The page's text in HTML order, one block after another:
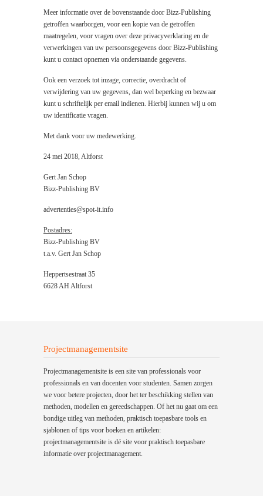
Meer informatie over de bovenstaande door Bizz-Publishing
getroffen waarborgen, voor een kopie van de getroffen
maatregelen, voor vragen over deze privacyverklaring en de
verwerkingen van uw persoonsgegevens door Bizz-Publishing
kunt u contact opnemen via onderstaande gegevens.
Ook een verzoek tot inzage, correctie, overdracht of
verwijdering van uw gegevens, dan wel beperking en bezwaar
kunt u schriftelijk per email indienen. Hierbij kunnen wij u om
uw identificatie vragen.
Met dank voor uw medewerking.
24 mei 2018, Altforst
Gert Jan Schop
Bizz-Publishing BV
advertenties@spot-it.info
Postadres:
Bizz-Publishing BV
t.a.v. Gert Jan Schop
Heppertsestraat 35
6628 AH Altforst
Projectmanagementsite
Projectmanagementsite is een site van professionals voor
professionals en van docenten voor studenten. Samen zorgen
we voor betere projecten, door het ter beschikking stellen van
methoden, modellen en gereedschappen. Of het nu gaat om een
bondige uitleg van methoden, praktisch toepasbare tools en
sjablonen of tips voor boeken en artikelen:
projectmanagementsite is dé site voor praktisch toepasbare
informatie over projectmanagement.